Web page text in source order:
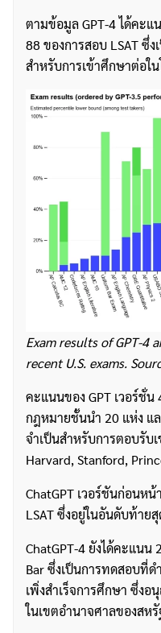
ตามข้อมูล GPT-4 ได้คะแ
88 ของการสอบ LSAT ซึ่
สำหรับการเข้าศึกษาต่อใ
Exam results of GPT-4
recent U.S. exams.
คะแนนของ GPT เวอร์ชั่น
กฎหมายชั้นนำ 20 แห่ง แ
จำเป็นสำหรับการตอบรับเ
Harvard, Stanford,
ChatGPT เวอร์ชันก่อนห
LSAT ซึ่งอยู่ในอันดับท้าย
ChatGPT-4 ยังได้คะแนน
Bar ซึ่งเป็นการทดสอบที่
เพิ่งสำเร็จการศึกษา ซึ่ง
ในเขตอำนาจศาลของสห